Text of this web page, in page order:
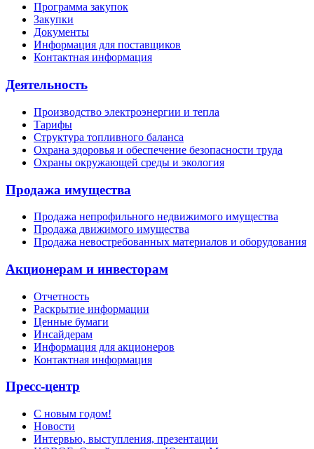
Программа закупок
Закупки
Документы
Информация для поставщиков
Контактная информация
Деятельность
Производство электроэнергии и тепла
Тарифы
Структура топливного баланса
Охрана здоровья и обеспечение безопасности труда
Охраны окружающей среды и экология
Продажа имущества
Продажа непрофильного недвижимого имущества
Продажа движимого имущества
Продажа невостребованных материалов и оборудования
Акционерам и инвесторам
Отчетность
Раскрытие информации
Ценные бумаги
Инсайдерам
Информация для акционеров
Контактная информация
Пресс-центр
С новым годом!
Новости
Интервью, выступления, презентации